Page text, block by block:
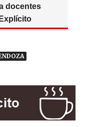
docentes